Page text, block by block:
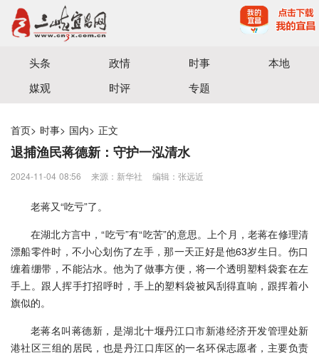
宜昌三峡融媒体中心主办
头条 政情 时事
本地
媒观
时评 专题
首页> 时事> 国内> 正文
退捕渔民蒋德新：守护一泓清水
2024-11-04 08:56 来源：新华社 编辑：张远近
老蒋又“吃亏”了。
在湖北方言中，“吃亏”有“吃苦”的意思。上个月，老蒋在修理清
漂船零件时，不小心划伤了左手，那一天正好是他63岁生日。伤口
缠着绷带，不能沾水。他为了做事方便，将一个透明塑料袋套在左
手上。跟人挥手打招呼时，手上的塑料袋被风刮得直响，跟挥着小
旗似的。
老蒋名叫蒋德新，是湖北十堰丹江口市新港经济开发管理处新
港社区三组的居民，也是丹江口库区的一名环保志愿者，主要负责